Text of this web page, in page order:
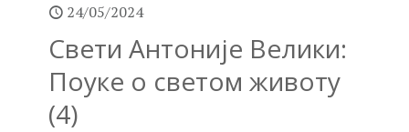
24/05/2024
Свети Антоније Велики:
Поуке о светом животу
(4)